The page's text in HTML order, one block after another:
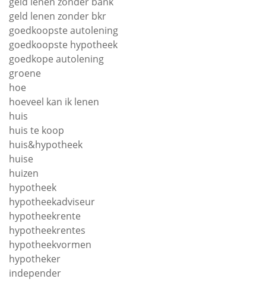
geld lenen zonder bkr
goedkoopste autolening
goedkoopste hypotheek
goedkope autolening
groene
hoe
hoeveel kan ik lenen
huis
huis te koop
huis&hypotheek
huise
huizen
hypotheek
hypotheekadviseur
hypotheekrente
hypotheekrentes
hypotheekvormen
hypotheker
independer